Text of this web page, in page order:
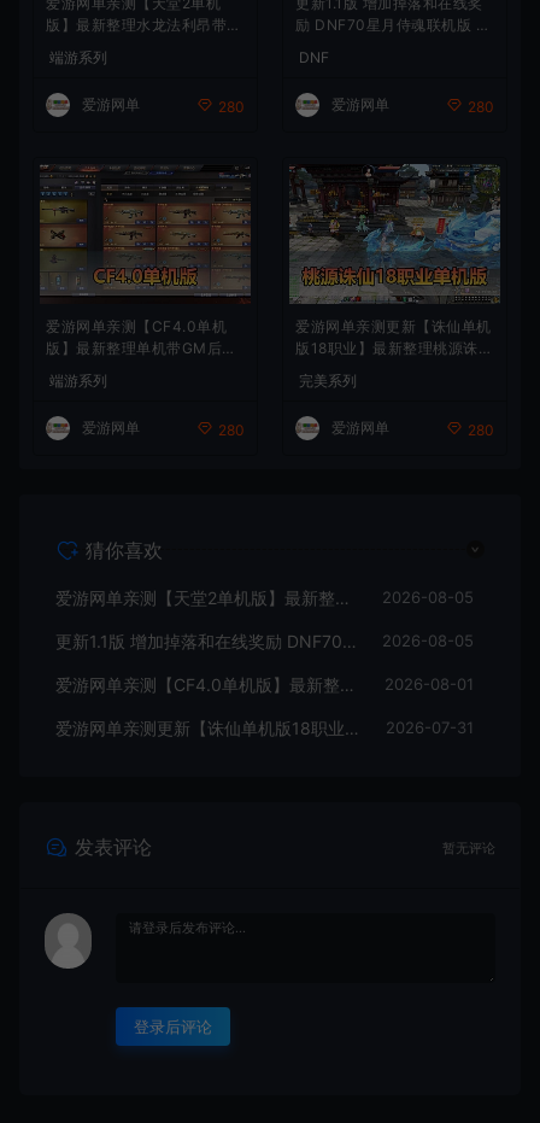
版】最新整理水龙法利昂带假
能GM控制台 可发物品装备
虚拟机一键端 视频安装教学
端游系列
爱游网单 280
励 DNF70星月侍魂联机版 丰
辟邪玉 皮肤外观 BUFF技能徽
章 史诗装备特效徽章 技能宝
珠等 在线点 装备靠爆
DNF
爱游网单 280
爱游网单亲测【CF4.0单机
版】最新整理单机带GM后台
可添加全物品装备 人机对战
可选难度 带单机内辅 一键启
动视频教学
端游系列
爱游网单 280
爱游网单亲测更新【诛仙单机
版18职业】最新整理桃源诛仙
精修第4版 配套GM工具可发
物品装备点券 配套工具大全
虚拟机一键端 视频安装教学
+手工端文本教学
完美系列
爱游网单 280
猜你喜欢
爱游网单亲测【天堂2单机版】最新整理水龙法利昂带假人商业端制作单机 内置多功能GM控制台 可发物品装备 虚拟机一键端 视频安装教学 2026-08-05
更新1.1版 增加掉落和在线奖励 DNF70星月侍魂联机版 丰富异次元技能装备词条 护石 辟邪玉 皮肤外观 BUFF技能徽章 史诗装备特效徽章 技能宝珠等 在线点 装备靠爆 2026-08-05
爱游网单亲测【CF4.0单机版】最新整理单机带GM后台可添加全物品装备 人机对战可选难度 带单机内辅 一键启动视频教学 2026-08-01
爱游网单亲测更新【诛仙单机版18职业】最新整理桃源诛仙精修第4版 配套GM工具可发物品装备点券 配套工具大全 虚拟机一键端 视频安装教学+手工端文本教学 2026-07-31
发表评论 暂无评论
登录后评论